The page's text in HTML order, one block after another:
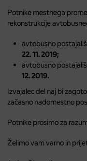
Potnike mestnega
rekonstrukcije
avtobusno
22. 11. 2019;
avtobusno
12. 2019.
Izvajalec del naj bi
začasno nadomestno
Potnike prosimo za
Želimo vam varno in